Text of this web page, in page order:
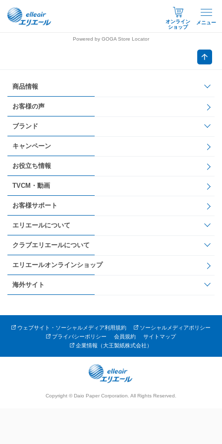
オンライン
ショップ
メニュー
Powered by GOGA Store Locator
商品情報
お客様の声
ブランド
キャンペーン
お役立ち情報
TVCM・動画
お客様サポート
エリエールについて
クラブエリエールについて
エリエールオンラインショップ
海外サイト
ウェブサイト・ソーシャルメディア利用規約
ソーシャルメディアポリシー
プライバシーポリシー
会員規約
サイトマップ
企業情報（大王製紙株式会社）
Copyright © Daio Paper Corporation. All Rights Reserved.